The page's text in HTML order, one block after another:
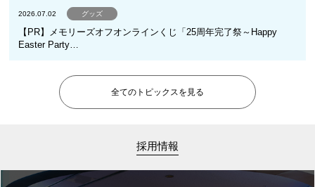
2026.07.02 グッズ
【PR】メモリーズオフオンラインくじ「25周年完了祭～Happy
Easter Party…
全てのトピックスを見る
採用情報